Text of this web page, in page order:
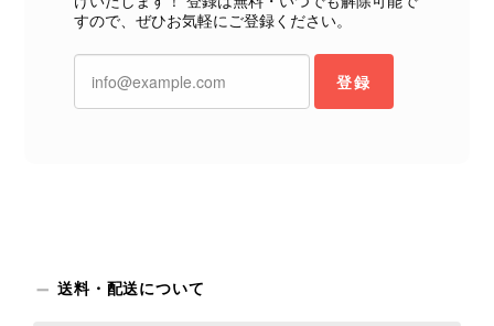
て写真や説明で分かるよう改善していただきたいです。
商品で、衛生面へのご不安を含め、残
装と内装をそれぞれ確認し、個別にラ
すので、ぜひお気軽にご登録ください。
登録
送料・配送について